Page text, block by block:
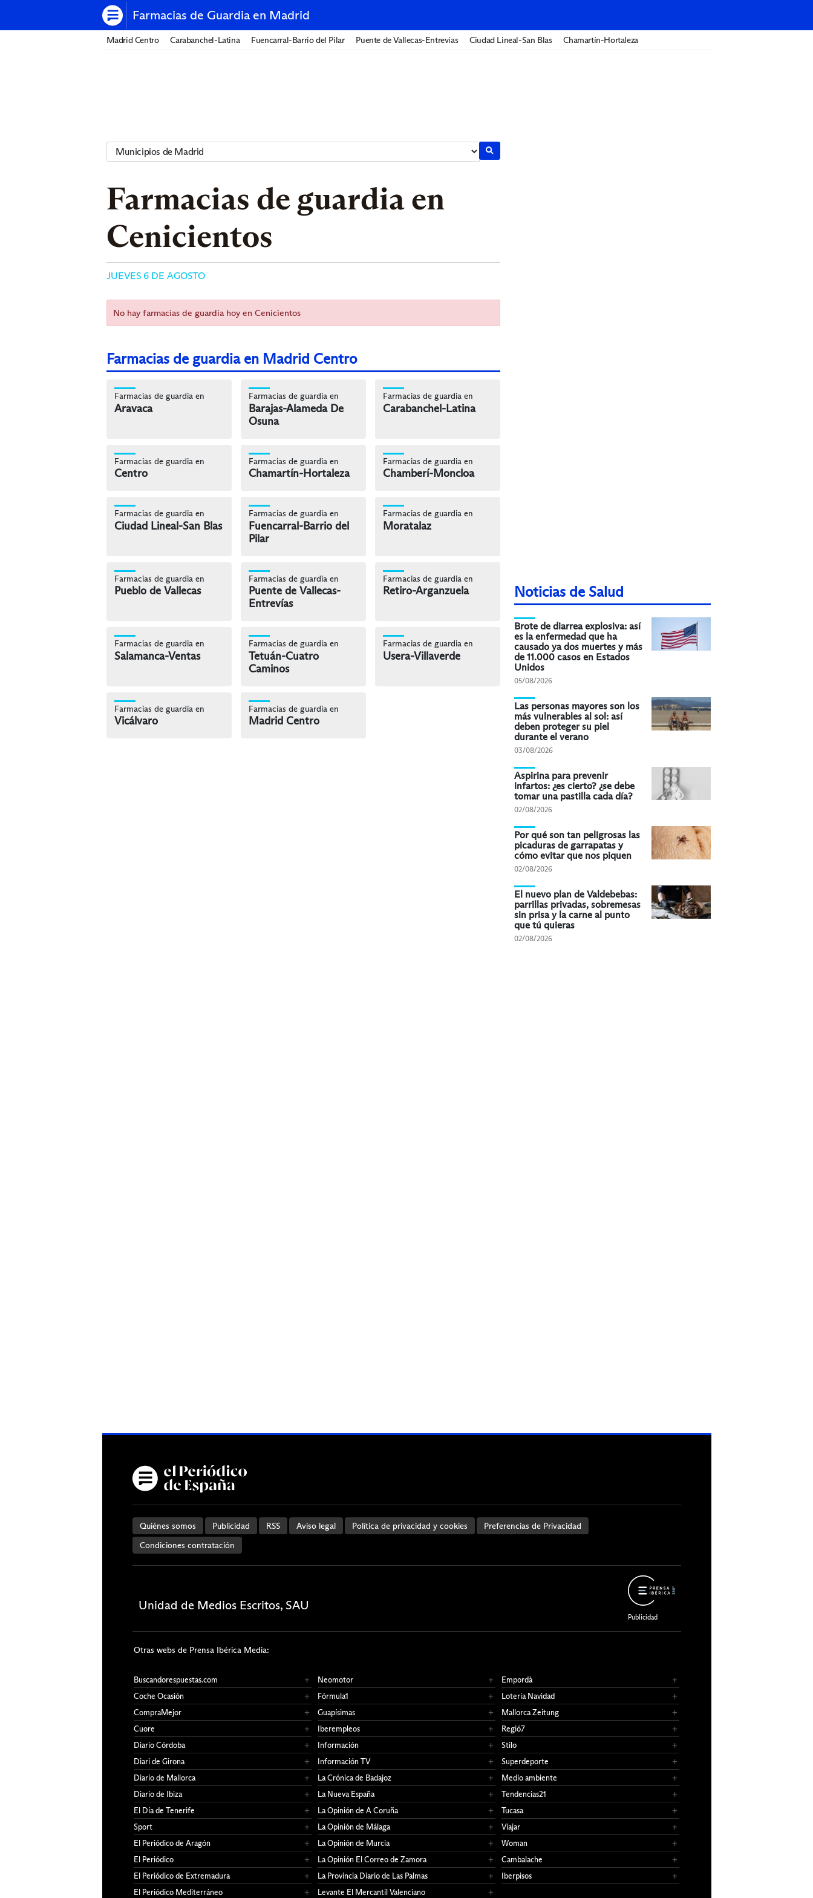
Farmacias de Guardia en Madrid
Madrid Centro Carabanchel-Latina Fuencarral-Barrio del Pilar Puente de Vallecas-Entrevías Ciudad Lineal-San Blas Chamartín-Hortaleza
Farmacias de guardia en
Cenicientos
JUEVES 6 DE AGOSTO
No hay farmacias de guardia hoy en Cenicientos
Farmacias de guardia en Madrid Centro
Farmacias de guardia en
Aravaca
Farmacias de guardia en
Barajas-Alameda De
Osuna
Farmacias de guardia en
Carabanchel-Latina
Farmacias de guardia en
Centro
Farmacias de guardia en
Chamartín-Hortaleza
Farmacias de guardia en
Chamberí-Moncloa
Farmacias de guardia en
Ciudad Lineal-San Blas
Farmacias de guardia en
Fuencarral-Barrio del
Pilar
Farmacias de guardia en
Moratalaz
Farmacias de guardia en
Pueblo de Vallecas
Farmacias de guardia en
Puente de Vallecas-
Entrevías
Farmacias de guardia en
Retiro-Arganzuela
Farmacias de guardia en
Salamanca-Ventas
Farmacias de guardia en
Tetuán-Cuatro
Caminos
Farmacias de guardia en
Usera-Villaverde
Farmacias de guardia en
Vicálvaro
Farmacias de guardia en
Madrid Centro
Noticias de Salud
Brote de diarrea explosiva: así
es la enfermedad que ha
causado ya dos muertes y más
de 11.000 casos en Estados
Unidos
05/08/2026
Las personas mayores son los
más vulnerables al sol: así
deben proteger su piel
durante el verano
03/08/2026
Aspirina para prevenir
infartos: ¿es cierto? ¿se debe
tomar una pastilla cada día?
02/08/2026
Por qué son tan peligrosas las
picaduras de garrapatas y
cómo evitar que nos piquen
02/08/2026
El nuevo plan de Valdebebas:
parrillas privadas, sobremesas
sin prisa y la carne al punto
que tú quieras
02/08/2026
Quiénes somos Publicidad RSS Aviso legal Política de privacidad y cookies
Preferencias de Privacidad
Condiciones contratación
Otras webs de Prensa Ibérica Media:
Buscandorespuestas.com
Coche Ocasión
CompraMejor
Cuore
Diario Córdoba
Diari de Girona
Diario de Mallorca
Diario de Ibiza
El Día de Tenerife
Sport
El Periódico de Aragón
El Periódico
El Periódico de Extremadura
El Periódico Mediterráneo
Neomotor
Fórmula1
Guapísimas
Iberempleos
Información
Información TV
La Crónica de Badajoz
La Nueva España
La Opinión de A Coruña
La Opinión de Málaga
La Opinión de Murcia
La Opinión El Correo de Zamora
La Provincia Diario de Las Palmas
Levante El Mercantil Valenciano
Empordà
Lotería Navidad
Mallorca Zeitung
Regió7
Stilo
Superdeporte
Medio ambiente
Tendencias21
Tucasa
Viajar
Woman
Cambalache
Iberpisos